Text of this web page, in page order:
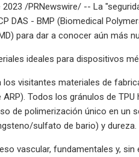
2023 /PRNewswire/ -- La
DAS - BMP (Biomedical
para dar a conocer aún más
ideales para dispositivos
los visitantes materiales de
Todos los gránulos de
de polimerización único en un
sulfato de bario) y dureza.
vascular, fundamentales y,